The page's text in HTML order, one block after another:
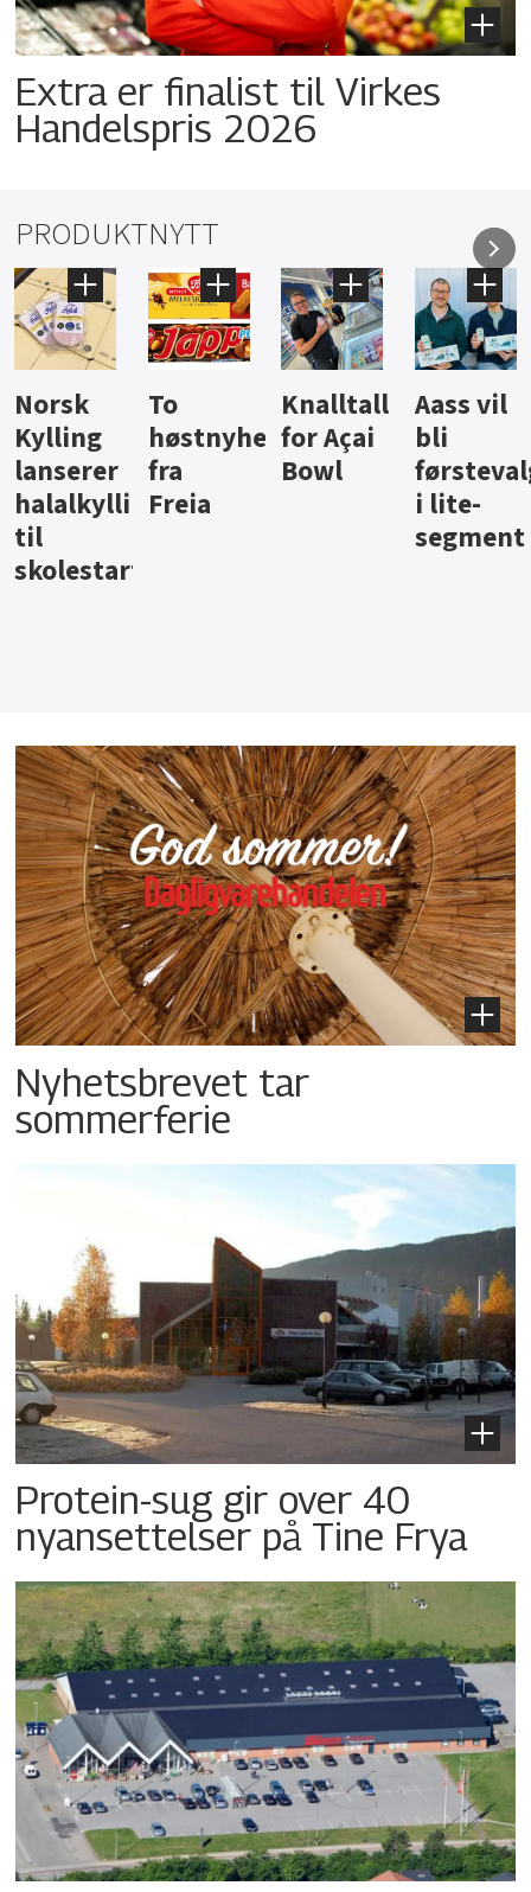
Extra er finalist til Virkes
Handelspris 2026
PRODUKTNYTT
Knalltall
for Açai
Bowl
Aass vil
bli
førstevalg
i lite-
Brus og
jus fra
Berentsen
Hard
iste fra
Hansa
Nyhetsbrevet tar
sommerferie
Protein-sug gir over 40
nyansettelser på Tine Frya